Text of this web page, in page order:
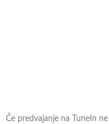
Če predvajanje na TuneIn